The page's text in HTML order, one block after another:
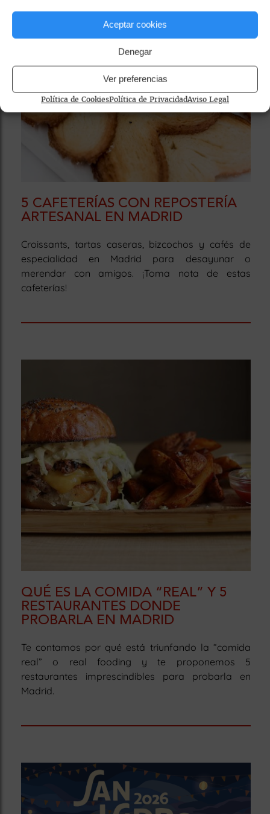
Aceptar cookies
Denegar
Ver preferencias
Política de CookiesPolítica de PrivacidadAviso Legal
5 CAFETERÍAS CON REPOSTERÍA
ARTESANAL EN MADRID
Croissants, tartas caseras, bizcochos y cafés de
especialidad en Madrid para desayunar o
merendar con amigos. ¡Toma nota de estas
cafeterías!
QUÉ ES LA COMIDA “REAL” Y 5
RESTAURANTES DONDE
PROBARLA EN MADRID
Te contamos por qué está triunfando la “comida
real” o real fooding y te proponemos 5
restaurantes imprescindibles para probarla en
Madrid.